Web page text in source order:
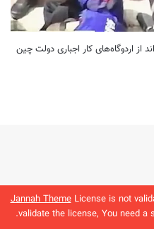
Jannah ThemeLicense is not
validate the license, You need a
از اردوگاه‌های کار اجباری دولت چین